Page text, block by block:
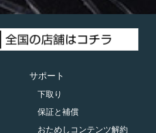
サポート
下取り
保証と補償
おためしコンテンツ解約